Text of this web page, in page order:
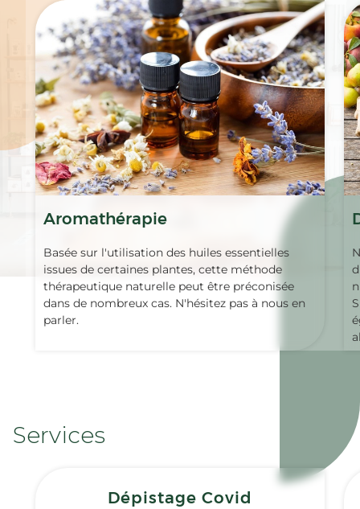
Aromathérapie
Basée sur l'utilisation des huiles essentielles
issues de certaines plantes, cette méthode
thérapeutique naturelle peut être préconisée
dans de nombreux cas. N'hésitez pas à nous en
parler.
Services
Dépistage Covid